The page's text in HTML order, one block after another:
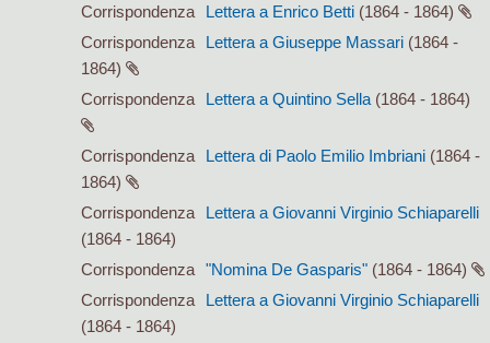
Corrispondenza
Lettera a Enrico Betti (1864 - 1864)
Corrispondenza
Lettera a Giuseppe Massari (1864 -
1864)
Corrispondenza
Lettera a Quintino Sella (1864 - 1864)
Corrispondenza Lettera di Paolo Emilio Imbriani (1864 -
1864)
Corrispondenza
Lettera a Giovanni Virginio Schiaparelli
(1864 - 1864)
Corrispondenza
"Nomina De Gasparis" (1864 - 1864)
Corrispondenza
Lettera a Giovanni Virginio Schiaparelli
(1864 - 1864)